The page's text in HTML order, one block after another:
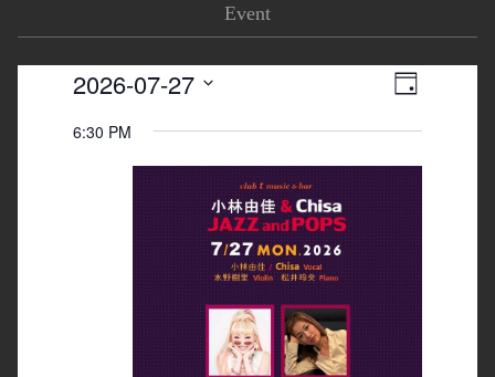
Event
Views
Event
日
2026-07-27
date.
6:30 PM